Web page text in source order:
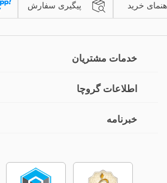
خرید پیگیری سفارش
خدمات مشتریان
اطلاعات گروچا
خبرنامه